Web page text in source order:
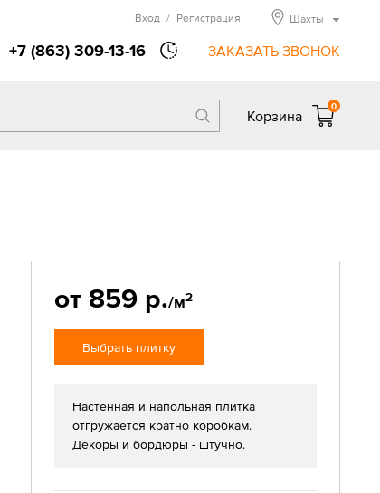
+7 (863) 309-13-16 ЗАКАЗАТЬ ЗВОНОК
Вход / Регистрация Шахты
Корзина
0
от 859 р./м2
Выбрать плитку
Настенная и напольная плитка
отгружается кратно коробкам.
Декоры и бордюры - штучно.